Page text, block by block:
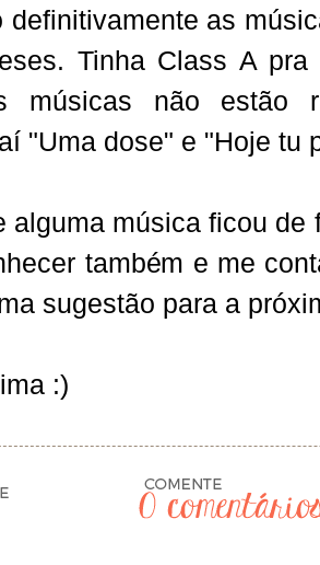
definitivamente as
Tinha Class A
músicas não estão
"Uma dose" e "Hoje tu
alguma música ficou
também e me
sugestão para a
:)